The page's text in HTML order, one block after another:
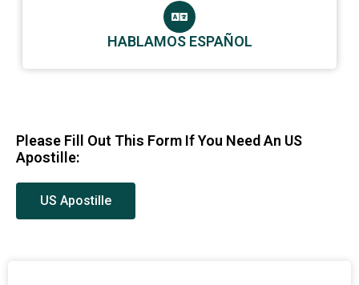
HABLAMOS ESPAÑOL
Please Fill Out This Form If You Need An US
Apostille:
US Apostille